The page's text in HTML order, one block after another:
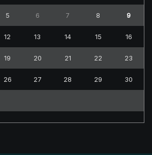
5 6 7 8 9
12 13 14 15 16
19 20 21 22 23
26 27 28 29 30